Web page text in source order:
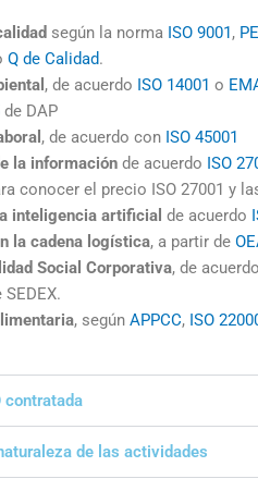
según la norma ISO 9001,
Q de Calidad.
, de acuerdo ISO 14001 o
de DAP
, de acuerdo con ISO 45001
la información de acuerdo ISO
conocer el precio ISO 27001 y
inteligencia artificial de acuerdo
la cadena logística, a partir de
Social Corporativa, de
SEDEX.
, según APPCC, ISO
contratada
de las actividades